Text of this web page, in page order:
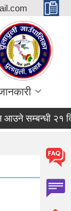
सम्बन्धी २१ दिने